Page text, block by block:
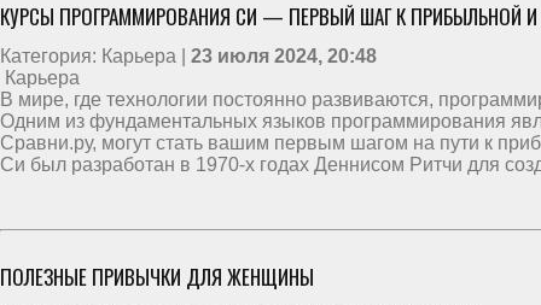
КУРСЫ ПРОГРАММИРОВАНИЯ СИ — ПЕРВЫЙ ШАГ К ПРИБЫЛЬНОЙ
Категория: Карьера | 23 июля 2024, 20:48
Карьера
В мире, где технологии постоянно развиваются,
Одним из фундаментальных языков программирования
Сравни.ру, могут стать вашим первым шагом на пути к
Си был разработан в 1970-х годах Деннисом Ритчи для
ПОЛЕЗНЫЕ ПРИВЫЧКИ ДЛЯ ЖЕНЩИНЫ